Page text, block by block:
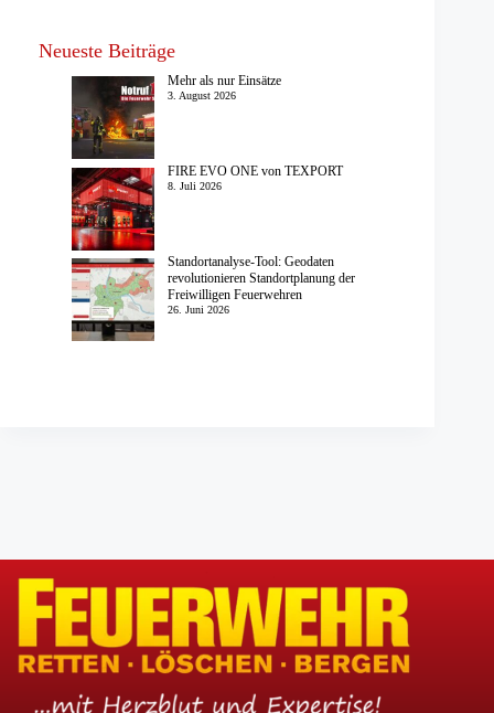
Neueste Beiträge
Mehr als nur Einsätze
3. August 2026
FIRE EVO ONE von TEXPORT
8. Juli 2026
Standortanalyse-Tool: Geodaten
revolutionieren Standortplanung der
Freiwilligen Feuerwehren
26. Juni 2026